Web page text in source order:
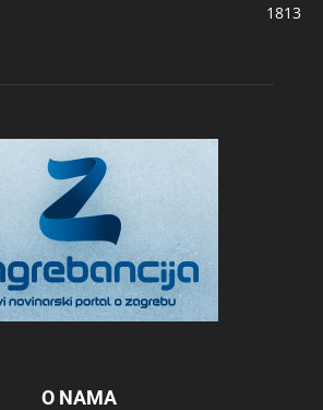
1813
O NAMA